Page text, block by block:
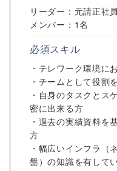
リーダー：元請正社員
メンバー：1名
必須スキル
・テレワーク環境に
・チームとして役割
・自身のタスクとス
密に出来る方
・過去の実績資料を
方
・幅広いインフラ（
盤）の知識を有して